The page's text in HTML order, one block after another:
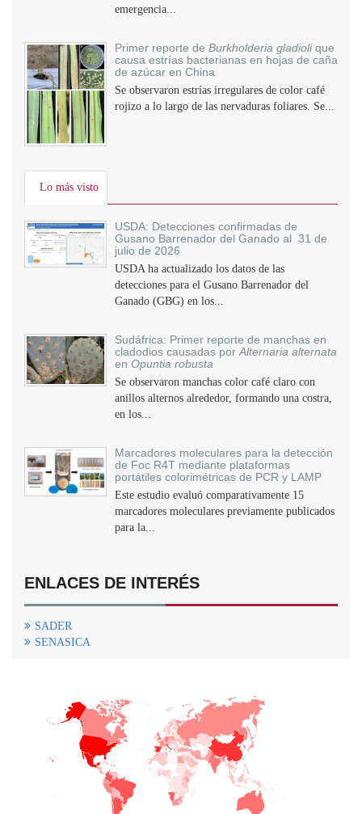
emergencia...
Primer reporte de Burkholderia gladiolique
causa estrías bacterianas en hojas de caña
de azúcar en China
Se observaron estrías irregulares de color café
rojizo a lo largo de las nervaduras foliares. Se...
Lo más visto
USDA: Detecciones confirmadas de
Gusano Barrenador del Ganado al 31 de
julio de 2026
USDA ha actualizado los datos de las
detecciones para el Gusano Barrenador del
Ganado (GBG) en los...
Sudáfrica: Primer reporte de manchas en
cladodios causadas por Alternaria alternata
en Opuntia robusta
Se observaron manchas color café claro con
anillos alternos alrededor, formando una costra,
en los...
Marcadores moleculares para la detección
de Foc R4T mediante plataformas
portátiles colorimétricas de PCR y LAMP
Este estudio evaluó comparativamente 15
marcadores moleculares previamente publicados
para la...
ENLACES DE INTERÉS
SADER
SENASICA